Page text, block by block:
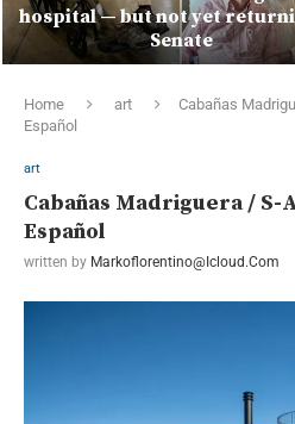
hospital — but not yet
Senate
Home art
Cabañas
Español
art
Cabañas Madriguera / S-
Español
written by Markoflorentino@icloud.com